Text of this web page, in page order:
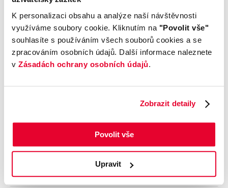
K personalizaci obsahu a analýze naší návštěvnosti
využíváme soubory cookie. Kliknutím na "Povolit vše"
souhlasíte s používáním všech souborů cookies a se
zpracováním osobních údajů. Další informace naleznete
v Zásadách ochrany osobních údajů.
Zobrazit detaily
Povolit vše
Upravit
Výbava
Selection
Karoserie
SUV
Motor
2.0 TDI 4x4
Kombinovaná
spotřeba
Počet dveří
Barva
S odpočtem DPH
O611004529